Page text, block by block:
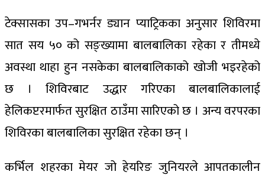
टेक्सासका उप–गभर्नर ड्यान प्याट्रिकका अनुसार शिविरमा
सात सय ५० को सङ्ख्यामा बालबालिका रहेका र तीमध्ये
अवस्था थाहा हुन नसकेका बालबालिकाको खोजी भइरहेको
छ । शिविरबाट उद्धार गरिएका बालबालिकालाई
हेलिकप्टरमार्फत सुरक्षित ठाउँमा सारिएको छ । अन्य वरपरका
शिविरका बालबालिका सुरक्षित रहेका छन् ।
कर्भिल शहरका मेयर जो हेयरिङ जुनियरले आपतकालीन